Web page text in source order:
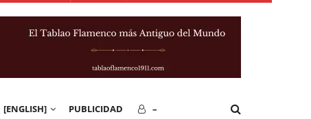
[ENGLISH] PUBLICIDAD –